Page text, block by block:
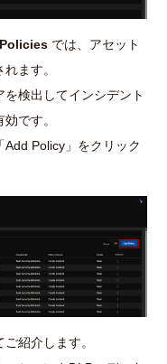
では、アセット
ます。
検出してインシデント
です。
Policy」をクリック
紹介します。